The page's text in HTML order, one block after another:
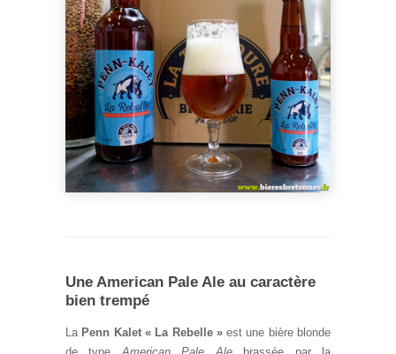
Une American Pale Ale au caractère
bien trempé
La Penn Kalet « La Rebelle »est une bière blonde